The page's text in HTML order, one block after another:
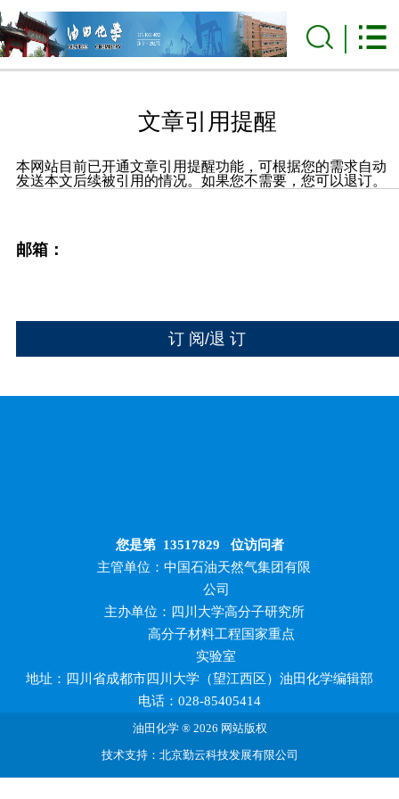
文章引用提醒
本网站目前已开通文章引用提醒功能，可根据您的需求自动
发送本文后续被引用的情况。如果您不需要，您可以退订。
邮箱：
您是第 13517829 位访问者
主管单位：中国石油天然气集团有限
公司
主办单位：四川大学高分子研究所
高分子材料工程国家重点
实验室
地址：四川省成都市四川大学（望江西区）油田化学编辑部
电话：028-85405414
油田化学 ® 2026 网站版权
技术支持：北京勤云科技发展有限公司